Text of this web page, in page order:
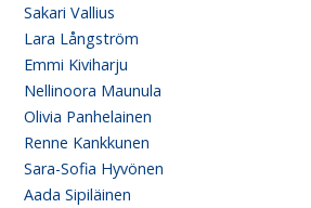
Sakari Vallius
Lara Långström
Emmi Kiviharju
Nellinoora Maunula
Olivia Panhelainen
Renne Kankkunen
Sara-Sofia Hyvönen
Aada Sipiläinen